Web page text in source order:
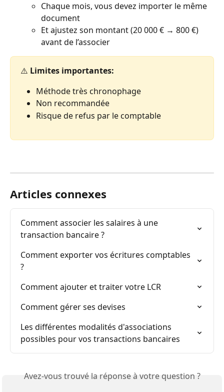
Chaque mois, vous devez importer le même
document
Et ajustez son montant (20 000 € → 800 €)
avant de l’associer
⚠️ Limites importantes:
Méthode très chronophage
Non recommandée
Risque de refus par le comptable
Articles connexes
Comment associer les salaires à une
transaction bancaire ?
Comment exporter vos écritures comptables
?
Comment ajouter et traiter votre LCR
Comment gérer ses devises
Les différentes modalités d'associations
possibles pour vos transactions bancaires
Avez-vous trouvé la réponse à votre question ?